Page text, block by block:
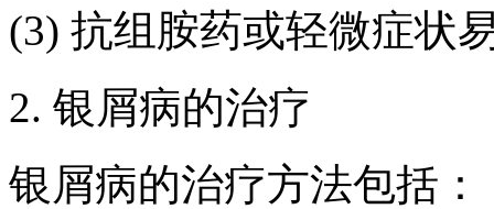
(3) 抗组胺药或轻微症状
2. 银屑病的治疗
银屑病的治疗方法包括：